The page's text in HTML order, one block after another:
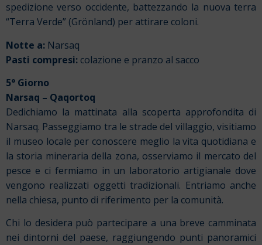
spedizione verso occidente, battezzando la nuova terra
“Terra Verde” (Grönland) per attirare coloni.
Notte a: Narsaq
Pasti compresi: colazione e pranzo al sacco
5° Giorno
Narsaq – Qaqortoq
Dedichiamo la mattinata alla scoperta approfondita di
Narsaq. Passeggiamo tra le strade del villaggio, visitiamo
il museo locale per conoscere meglio la vita quotidiana e
la storia mineraria della zona, osserviamo il mercato del
pesce e ci fermiamo in un laboratorio artigianale dove
vengono realizzati oggetti tradizionali. Entriamo anche
nella chiesa, punto di riferimento per la comunità.
Chi lo desidera può partecipare a una breve camminata
nei dintorni del paese, raggiungendo punti panoramici